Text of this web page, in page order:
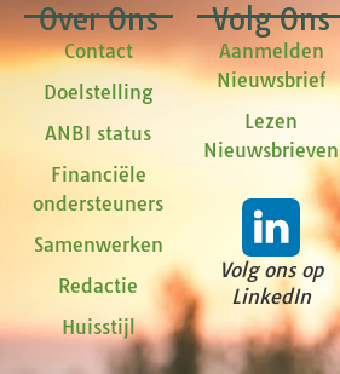
Over Ons
Contact
Doelstelling
ANBI status
Financiële
ondersteuners
Samenwerken
Redactie
Huisstijl
Volg Ons
Aanmelden
Nieuwsbrief
Lezen
Nieuwsbrieven
Volg ons op
LinkedIn